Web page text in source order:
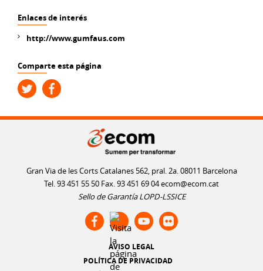
Enlaces de interés
http://www.gumfaus.com
Comparte esta página
Gran Via de les Corts Catalanes 562, pral. 2a. 08011 Barcelona
Tel. 93 451 55 50 Fax. 93 451 69 04ecom@ecom.cat
Sello de Garantía LOPD-LSSICE
AVISO LEGAL
POLÍTICA DE PRIVACIDAD